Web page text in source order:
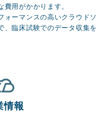
費用がかかります。
ォーマンスの高いクラウドソ
、臨床試験でのデータ収集を
情報